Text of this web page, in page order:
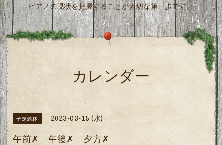
ピアノの現状を把握することが大切な第一歩です。
カレンダー
予定満杯 2023-03-15 (水)
午前✗ 午後✗ 夕方✗